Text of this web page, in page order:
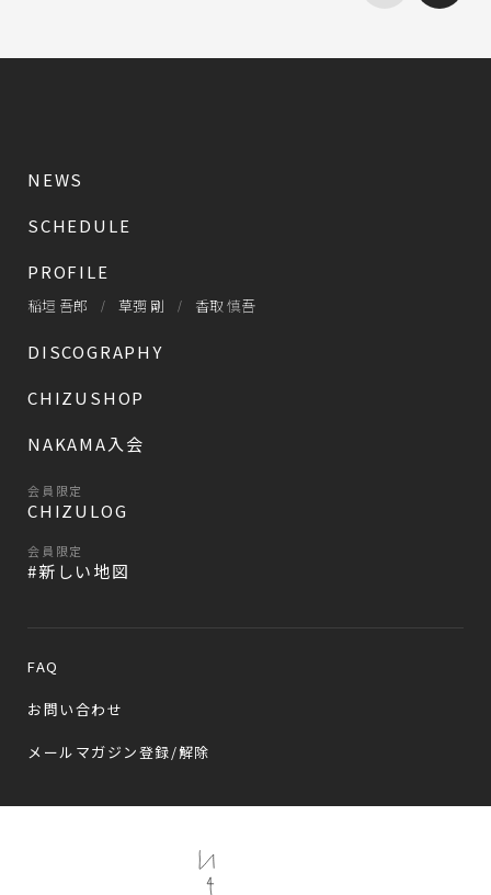
NEWS
SCHEDULE
PROFILE
稲垣 吾郎 草彅 剛 香取 慎吾
DISCOGRAPHY
CHIZUSHOP
NAKAMA入会
会員限定
CHIZULOG
会員限定
#新しい地図
FAQ
お問い合わせ
メールマガジン登録/解除